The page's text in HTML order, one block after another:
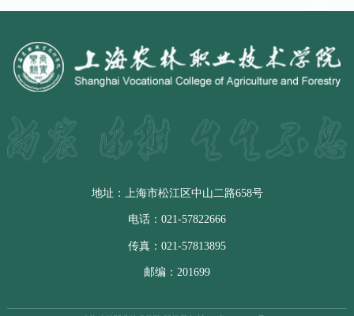
地址：上海市松江区中山二路658号
电话：021-57822666
传真：021-57813895
邮编：201699